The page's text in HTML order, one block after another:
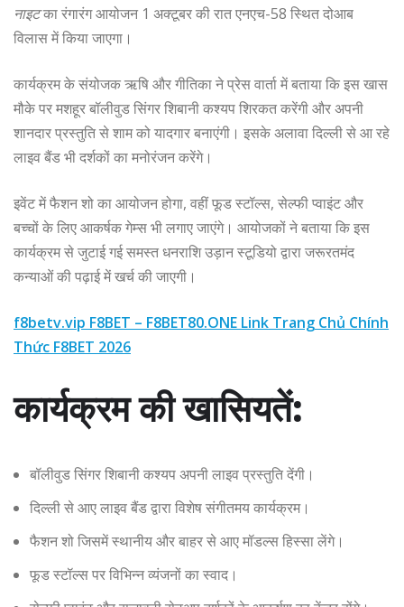
नाइटका रंगारंग आयोजन 1 अक्टूबर की रात एनएच-58 स्थित दोआब
विलास में किया जाएगा।
कार्यक्रम के संयोजक ऋषि और गीतिका ने प्रेस वार्ता में बताया कि इस खास
मौके पर मशहूर बॉलीवुड सिंगर शिबानी कश्यप शिरकत करेंगी और अपनी
शानदार प्रस्तुति से शाम को यादगार बनाएंगी। इसके अलावा दिल्ली से आ रहे
लाइव बैंड भी दर्शकों का मनोरंजन करेंगे।
इवेंट में फैशन शो का आयोजन होगा, वहीं फूड स्टॉल्स, सेल्फी प्वाइंट और
बच्चों के लिए आकर्षक गेम्स भी लगाए जाएंगे। आयोजकों ने बताया कि इस
कार्यक्रम से जुटाई गई समस्त धनराशि उड़ान स्टूडियो द्वारा जरूरतमंद
कन्याओं की पढ़ाई में खर्च की जाएगी।
f8betv.vip F8BET – F8BET80.ONE Link Trang Chủ Chính
Thức F8BET 2026
कार्यक्रम की खासियतें:
बॉलीवुड सिंगर शिबानी कश्यप अपनी लाइव प्रस्तुति देंगी।
दिल्ली से आए लाइव बैंड द्वारा विशेष संगीतमय कार्यक्रम।
फैशन शो जिसमें स्थानीय और बाहर से आए मॉडल्स हिस्सा लेंगे।
फूड स्टॉल्सपर विभिन्न व्यंजनों का स्वाद।